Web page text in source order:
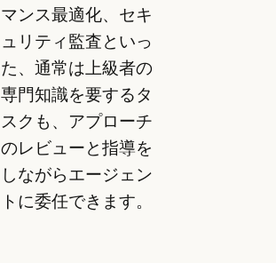
マンス最適化、セキ
ュリティ監査といっ
た、通常は上級者の
専門知識を要するタ
スクも、アプローチ
のレビューと指導を
しながらエージェン
トに委任できます。